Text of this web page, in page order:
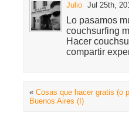
Julio Jul 25th,
Lo pasamos
couchsurfing
Hacer
compartir
« Cosas que hacer gratis (o
Buenos Aires (I)